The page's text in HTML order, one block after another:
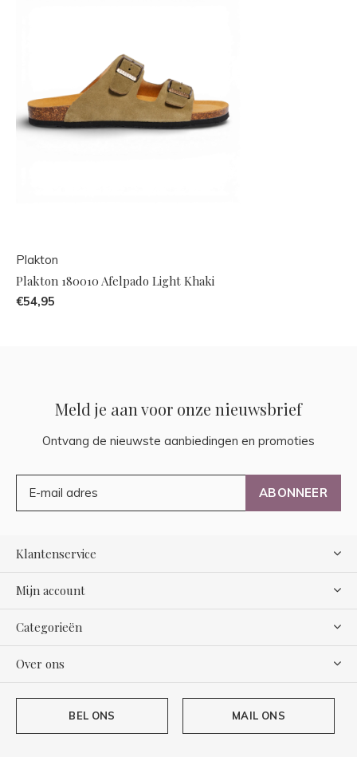
Plakton
Plakton 180010 Afelpado Light Khaki
€54,95
Meld je aan voor onze nieuwsbrief
Ontvang de nieuwste aanbiedingen en promoties
ABONNEER
Klantenservice
Mijn account
Categorieën
Over ons
BEL ONS MAIL ONS